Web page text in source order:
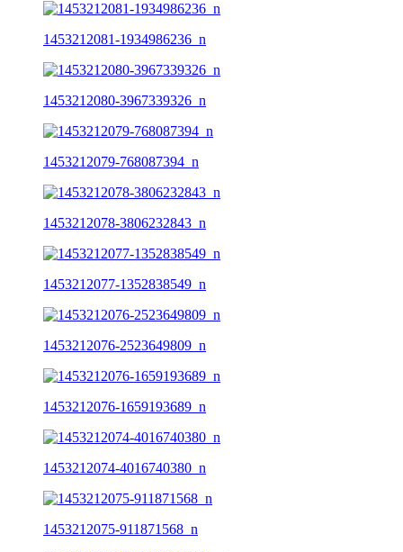
1453212081-1934986236_n
1453212080-3967339326_n
1453212079-768087394_n
1453212078-3806232843_n
1453212077-1352838549_n
1453212076-2523649809_n
1453212076-1659193689_n
1453212074-4016740380_n
1453212075-911871568_n